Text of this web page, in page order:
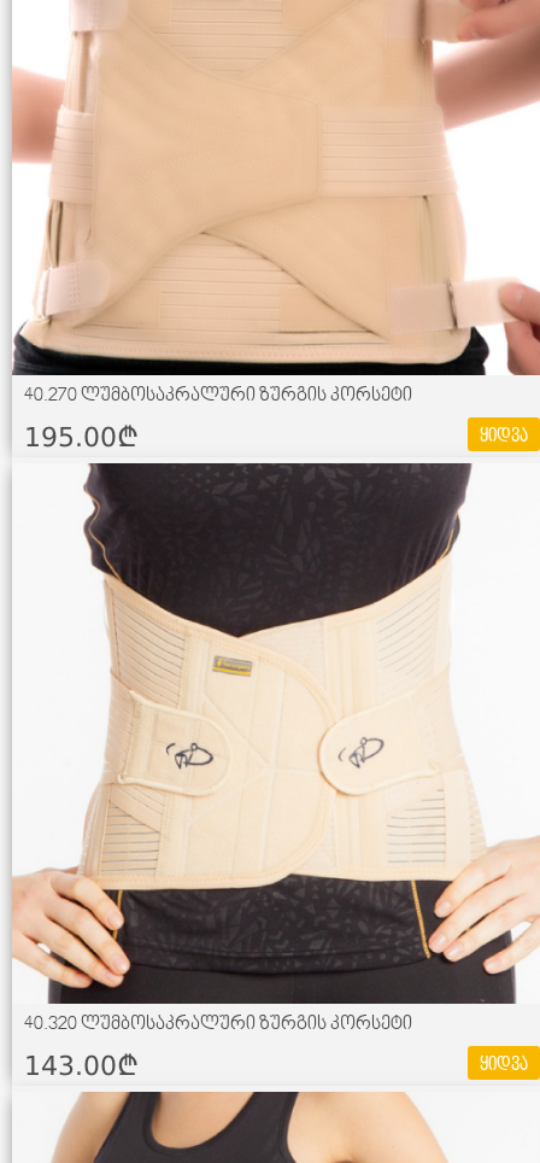
40.270 ლუმბოსაკრალური ზურგის კორსეტი
195.00¢ ყიდვა
40.320 ლუმბოსაკრალური ზურგის კორსეტი
143.00¢ ყიდვა